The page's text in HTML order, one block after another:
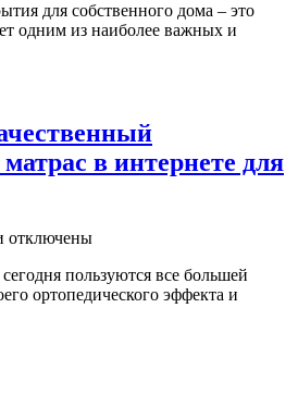
для собственного дома – это
одним из наиболее важных и
в интернете для
к
Как
выбрать
отключены
пользуются все большей
ортопедического эффекта и